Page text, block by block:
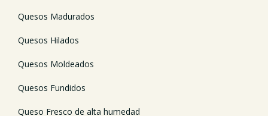
Quesos Madurados
Quesos Hilados
Quesos Moldeados
Quesos Fundidos
Queso Fresco de alta humedad